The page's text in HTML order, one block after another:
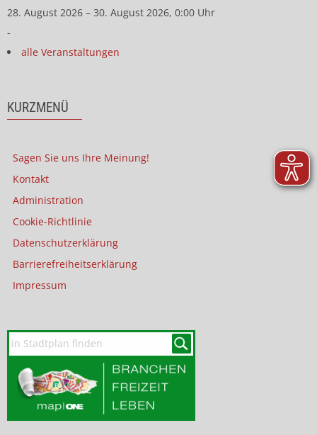
28. August 2026 – 30. August 2026, 0:00 Uhr
-
alle Veranstaltungen
KURZMENÜ
Sagen Sie uns Ihre Meinung!
Kontakt
Administration
Cookie-Richtlinie
Datenschutzerklärung
Barrierefreiheitserklärung
Impressum